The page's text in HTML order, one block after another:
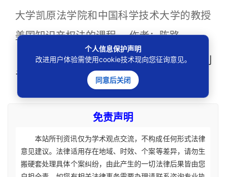
大学凯原法学院和中国科学技术大学的教授
美国知识产权法的课程。 作者：陈路
本文标签：商业竞争 led 美国
诉讼
专利侵权
免责声明
本站所刊资讯仅为学术观点交流，不构成任何形式法律
意见建议。法律适用存在地域、时效、个案等差异，请勿生
搬硬套处理具体个案纠纷，由此产生的一切法律后果皆由您
个人信息保护声明
改进用户体验需使用cookie技术现向您征询意见。
同意后关闭